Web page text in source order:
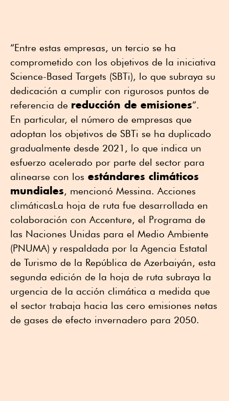
“Entre estas empresas, un tercio se ha
comprometido con los objetivos de la iniciativa
Science-Based Targets (SBTi), lo que subraya su
dedicación a cumplir con rigurosos puntos de
referencia de reducción de emisiones”.
En particular, el número de empresas que
adoptan los objetivos de SBTi se ha duplicado
gradualmente desde 2021, lo que indica un
esfuerzo acelerado por parte del sector para
alinearse con los estándares climáticos
mundiales, mencionó Messina. Acciones
climáticasLa hoja de ruta fue desarrollada en
colaboración con Accenture, el Programa de
las Naciones Unidas para el Medio Ambiente
(PNUMA) y respaldada por la Agencia Estatal
de Turismo de la República de Azerbaiyán, esta
segunda edición de la hoja de ruta subraya la
urgencia de la acción climática a medida que
el sector trabaja hacia las cero emisiones netas
de gases de efecto invernadero para 2050.